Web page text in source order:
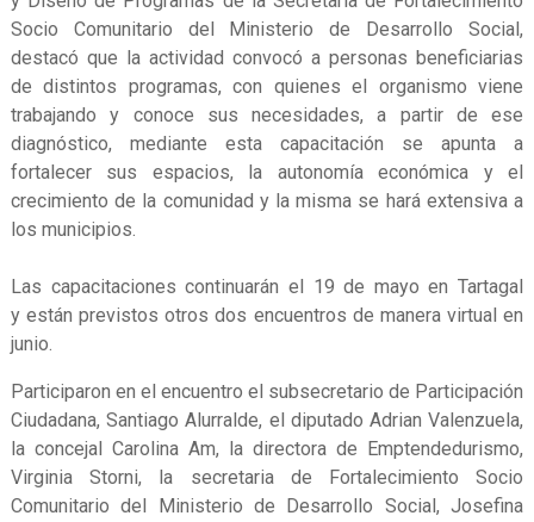
Socio Comunitario del Ministerio de Desarrollo Social,
destacó que la actividad convocó a personas beneficiarias
de distintos programas, con quienes el organismo viene
trabajando y conoce sus necesidades, a partir de ese
diagnóstico, mediante esta capacitación se apunta a
fortalecer sus espacios, la autonomía económica y el
crecimiento de la comunidad y la misma se hará extensiva a
los municipios.
Las capacitaciones continuarán el 19 de mayo en Tartagal
y están previstos otros dos encuentros de manera virtual en
junio.
Participaron en el encuentro el subsecretario de Participación
Ciudadana, Santiago Alurralde, el diputado Adrian Valenzuela,
la concejal Carolina Am, la directora de Emptendedurismo,
Virginia Storni, la secretaria de Fortalecimiento Socio
Comunitario del Ministerio de Desarrollo Social, Josefina